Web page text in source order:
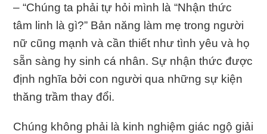
– “Chúng ta phải tự hỏi mình là “Nhận thức
tâm linh là gì?” Bản năng làm mẹ trong người
nữ cũng mạnh và cần thiết như tình yêu và họ
sẵn sàng hy sinh cá nhân. Sự nhận thức được
định nghĩa bởi con người qua những sự kiện
thăng trầm thay đổi.
Chúng không phải là kinh nghiệm giác ngộ giải